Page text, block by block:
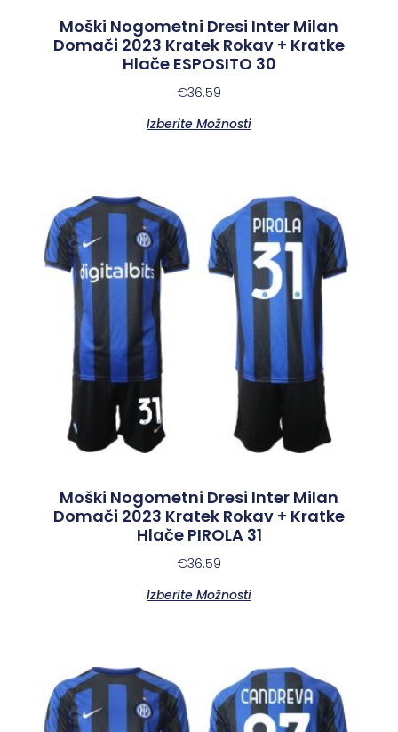
Moški Nogometni Dresi Inter Milan
Domači 2023 Kratek Rokav + Kratke
Hlače ESPOSITO 30
€36.59
Izberite Možnosti
Moški Nogometni Dresi Inter Milan
Domači 2023 Kratek Rokav + Kratke
Hlače PIROLA 31
€36.59
Izberite Možnosti